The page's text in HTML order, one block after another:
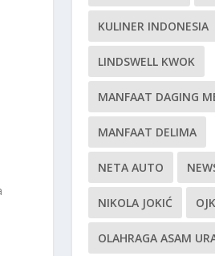
KULINER INDONESIA
LINDSWELL KWOK
MANFAAT DAGING
MANFAAT DELIMA
NETA AUTO
NIKOLA JOKIĆ OJK
OLAHRAGA ASAM